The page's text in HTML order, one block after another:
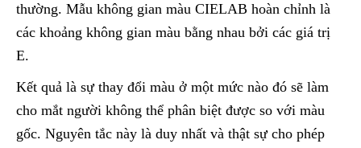
thường. Mẫu không gian màu CIELAB hoàn chỉnh là
các khoảng không gian màu bằng nhau bởi các giá trị
E.
Kết quả là sự thay đổi màu ở một mức nào đó sẽ làm
cho mắt người không thể phân biệt được so với màu
gốc. Nguyên tắc này là duy nhất và thật sự cho phép